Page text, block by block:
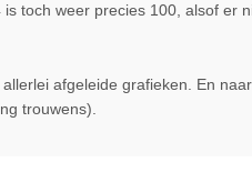
toch weer precies 100, alsof er
afgeleide grafieken. En
trouwens).